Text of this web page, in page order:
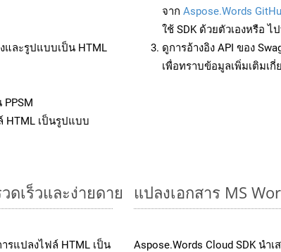
และรูปแบบเป็น HTML
PPSM
HTML เป็นรูปแบบ
จาก Aspose.Words
ใช้ SDK ด้วยตัวเองหรือ ไ
ดูการอ้างอิง API ของ
เพื่อทราบข้อมูลเพิ่มเติมเกี่
ดเร็วและง่ายดาย
รแปลงไฟล์ HTML เป็น
แปลงเอกสาร MS
Aspose.Words Cloud SDK นำ